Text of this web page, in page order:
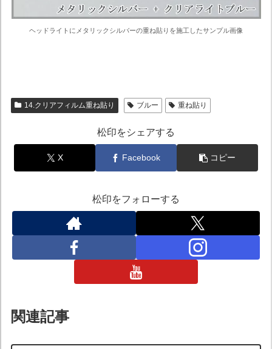
ヘッドライトにメタリックシルバーの重ね貼りを施工したサンプル画像
14.クリアフィルム重ね貼り ブルー 重ね貼り
松印をシェアする
X Facebook コピー
松印をフォローする
関連記事